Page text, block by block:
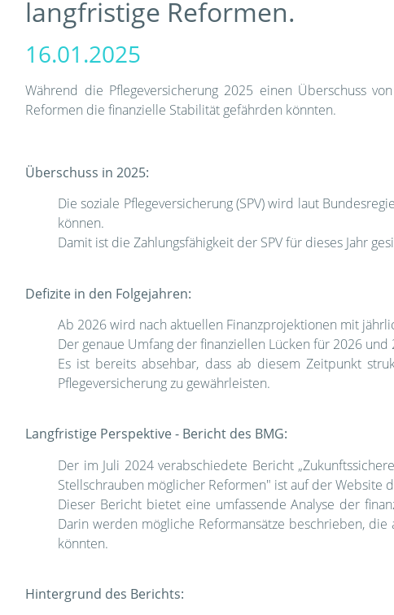
langfristige Reformen.
16.01.2025
Während die Pflegeversicherung 2025 einen Überschuss
Reformen die finanzielle Stabilität gefährden könnten.
Überschuss in 2025:
Die soziale Pflegeversicherung (SPV) wird laut
können.
Damit ist die Zahlungsfähigkeit der SPV für dieses Jahr
Defizite in den Folgejahren:
Ab 2026 wird nach aktuellen Finanzprojektionen mit
Der genaue Umfang der finanziellen Lücken für 2026
Es ist bereits absehbar, dass ab diesem Zeitpunkt
Pflegeversicherung zu gewährleisten.
Langfristige Perspektive - Bericht des BMG:
Der im Juli 2024 verabschiedete Bericht
Stellschrauben möglicher Reformen" ist auf der Website
Dieser Bericht bietet eine umfassende Analyse der
Darin werden mögliche Reformansätze beschrieben,
könnten.
Hintergrund des Berichts: